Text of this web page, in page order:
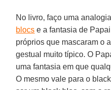
No livro, faço uma
blocs e a fantasia de
próprios que mascaram o
gestual muito típico. O
uma fantasia em que
O mesmo vale para o